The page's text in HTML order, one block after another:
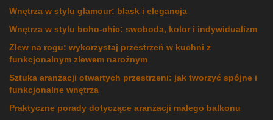
Wnętrza w stylu glamour: blask i elegancja
Wnętrza w stylu boho-chic: swoboda, kolor i indywidualizm
Zlew na rogu: wykorzystaj przestrzeń w kuchni z
funkcjonalnym zlewem narożnym
Sztuka aranżacji otwartych przestrzeni: jak tworzyć spójne i
funkcjonalne wnętrza
Praktyczne porady dotyczące aranżacji małego balkonu